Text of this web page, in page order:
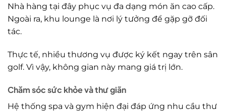
Nhà hàng tại đây phục vụ đa dạng món ăn cao cấp.
Ngoài ra, khu lounge là nơi lý tưởng để gặp gỡ đối
tác.
Thực tế, nhiều thương vụ được ký kết ngay trên sân
golf. Vì vậy, không gian này mang giá trị lớn.
Chăm sóc sức khỏe và thư giãn
Hệ thống spa và gym hiện đại đáp ứng nhu cầu thư